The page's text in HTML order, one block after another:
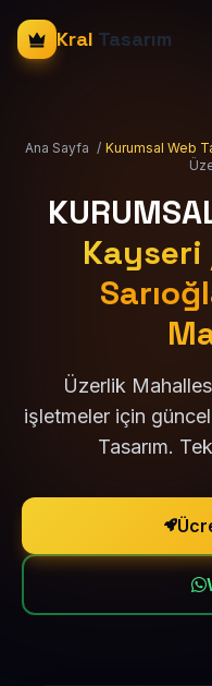
Kral Tasarım
Ana Sayfa / Kurumsal Web
Kayseri
Üzerlik
işletmeler için
Tasarım.